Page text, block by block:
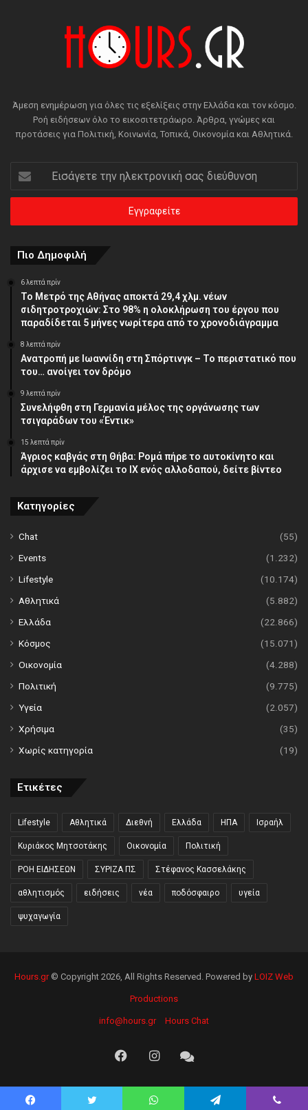
Άμεση ενημέρωση για όλες τις εξελίξεις στην Ελλάδα και τον κόσμο.
Ροή ειδήσεων όλο το εικοσιτετράωρο. Άρθρα, γνώμες και
προτάσεις για Πολιτική, Κοινωνία, Τοπικά, Οικονομία και Αθλητικά.
την
ηλεκτρονική
διεύθυνση
Πιο Δημοφιλή
6 λεπτά πρίν
Το Μετρό της Αθήνας αποκτά 29,4 χλμ. νέων
σιδητροτροχιών: Στο 98% η ολοκλήρωση του έργου που
παραδίδεται 5 μήνες νωρίτερα από το χρονοδιάγραμμα
8 λεπτά πρίν
Ανατροπή με Ιωαννίδη στη Σπόρτινγκ – Το περιστατικό που
του… ανοίγει τον δρόμο
9 λεπτά πρίν
Συνελήφθη στη Γερμανία μέλος της οργάνωσης των
τσιγαράδων του «Έντικ»
15 λεπτά πρίν
Άγριος καβγάς στη Θήβα: Ρομά πήρε το αυτοκίνητο και
άρχισε να εμβολίζει το ΙΧ ενός αλλοδαπού, δείτε βίντεο
Κατηγορίες
Chat
(55)
Events
(1.232)
Lifestyle
(10.174)
Αθλητικά
(5.882)
Ελλάδα
(22.866)
Κόσμος
(15.071)
Οικονομία
(4.288)
Πολιτική
(9.775)
Υγεία
(2.057)
Χρήσιμα
(35)
Χωρίς κατηγορία
(19)
Ετικέτες
Lifestyle Αθλητικά Διεθνή Ελλάδα ΗΠΑ Ισραήλ
Κυριάκος Μητσοτάκης Οικονομία Πολιτική
ΡΟΗ ΕΙΔΗΣΕΩΝ ΣΥΡΙΖΑ ΠΣ Στέφανος Κασσελάκης
αθλητισμός ειδήσεις νέα ποδόσφαιρο υγεία
ψυχαγωγία
Hours.gr© Copyright 2026, All Rights Reserved. Powered by LOIZ Web
Productions
info@hours.gr Hours Chat
FacebookInstagramHours
Chat